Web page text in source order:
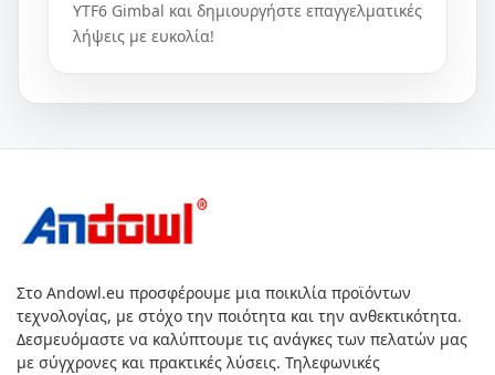
YTF6 Gimbal και δημιουργήστε επαγγελματικές
λήψεις με ευκολία!
Στο Andowl.eu προσφέρουμε μια ποικιλία προϊόντων
τεχνολογίας, με στόχο την ποιότητα και την ανθεκτικότητα.
Δεσμευόμαστε να καλύπτουμε τις ανάγκες των πελατών μας
με σύγχρονες και πρακτικές λύσεις. Τηλεφωνικές